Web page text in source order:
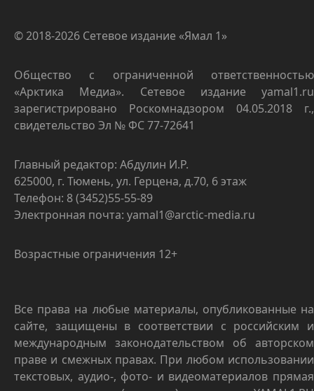
© 2018-2026 Сетевое издание «Ямал 1»
Общество с ограниченной ответственностью
«Арктика Медиа». Сетевое издание yamal1.ru
зарегистрировано Роскомнадзором 04.05.2018 г.,
свидетельство Эл № ФС 77-72641
Главный редактор: Абдулин И.Р.
625000, г. Тюмень, ул. Герцена, д.70, 6 этаж
Телефон: 8 (3452)55-55-89
Электронная почта: yamal1@arctic-media.ru
Возрастные ограничения 12+
Все права на любые материалы, опубликованные на
сайте, защищены в соответствии с российским и
международным законодательством об авторском
праве и смежных правах. При любом использовании
текстовых, аудио-, фото- и видеоматериалов прямая